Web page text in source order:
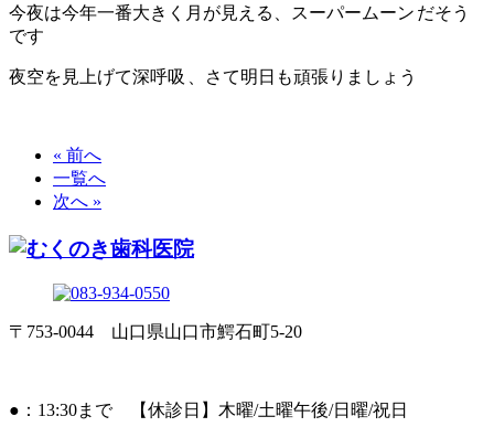
今夜は今年一番大きく月が見える、スーパームーン だそう
です
夜空を見上げて深呼吸 、さて明日も頑張りましょう
« 前へ
一覧へ
次へ »
〒753-0044 山口県山口市鰐石町5-20
●：13:30まで 【休診日】木曜/土曜午後/日曜/祝日